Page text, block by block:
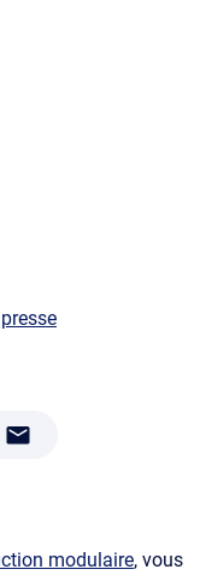
modulaire, vous